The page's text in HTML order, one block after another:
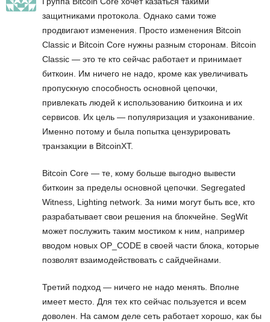
защитниками протокола. Однако сами тоже
продвигают изменения. Просто изменения Bitcoin
Classic и Bitcoin Core нужны разным сторонам. Bitcoin
Classic — это те кто сейчас работает и принимает
биткоин. Им ничего не надо, кроме как увеличивать
пропускную способность основной цепочки,
привлекать людей к использованию биткоина и их
сервисов. Их цель — популяризация и узаконивание.
Именно потому и была попытка цензурировать
транзакции в BitcoinXT.
Bitcoin Core — те, кому больше выгодно вывести
биткоин за пределы основной цепочки. Segregated
Witness, Lighting network. За ними могут быть все, кто
разрабатывает свои решения на блокчейне. SegWit
может послужить таким мостиком к ним, например
вводом новых OP_CODE в своей части блока, которые
позволят взаимодействовать с сайдчейнами.
Третий подход — ничего не надо менять. Вполне
имеет место. Для тех кто сейчас пользуется и всем
доволен. На самом деле сеть работает хорошо, как бы